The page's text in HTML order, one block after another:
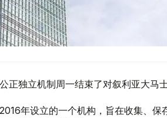
独立机制周一结束了对叙利亚大马
年设立的一个机构，旨在收集、保